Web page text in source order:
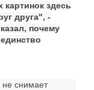
картинок здесь
друга", -
почему
не снимает